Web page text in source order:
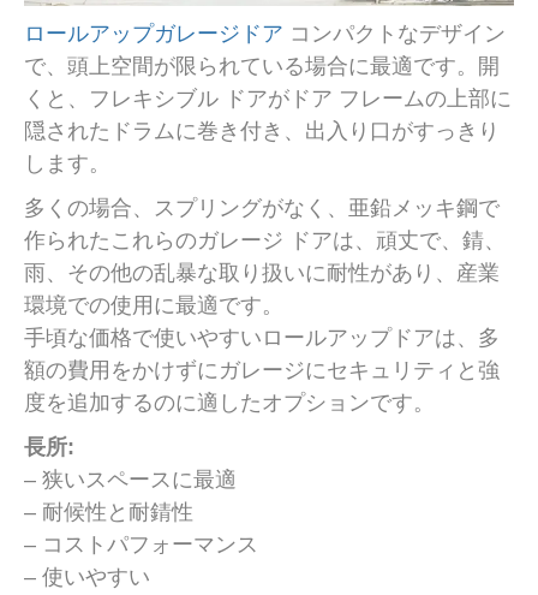
ロールアップガレージドア コンパクトなデザイン
で、頭上空間が限られている場合に最適です。開
くと、フレキシブル ドアがドア フレームの上部に
隠されたドラムに巻き付き、出入り口がすっきり
します。
多くの場合、スプリングがなく、亜鉛メッキ鋼で
作られたこれらのガレージ ドアは、頑丈で、錆、
雨、その他の乱暴な取り扱いに耐性があり、産業
環境での使用に最適です。
手頃な価格で使いやすいロールアップドアは、多
額の費用をかけずにガレージにセキュリティと強
度を追加するのに適したオプションです。
長所:
– 狭いスペースに最適
– 耐候性と耐錆性
– コストパフォーマンス
– 使いやすい